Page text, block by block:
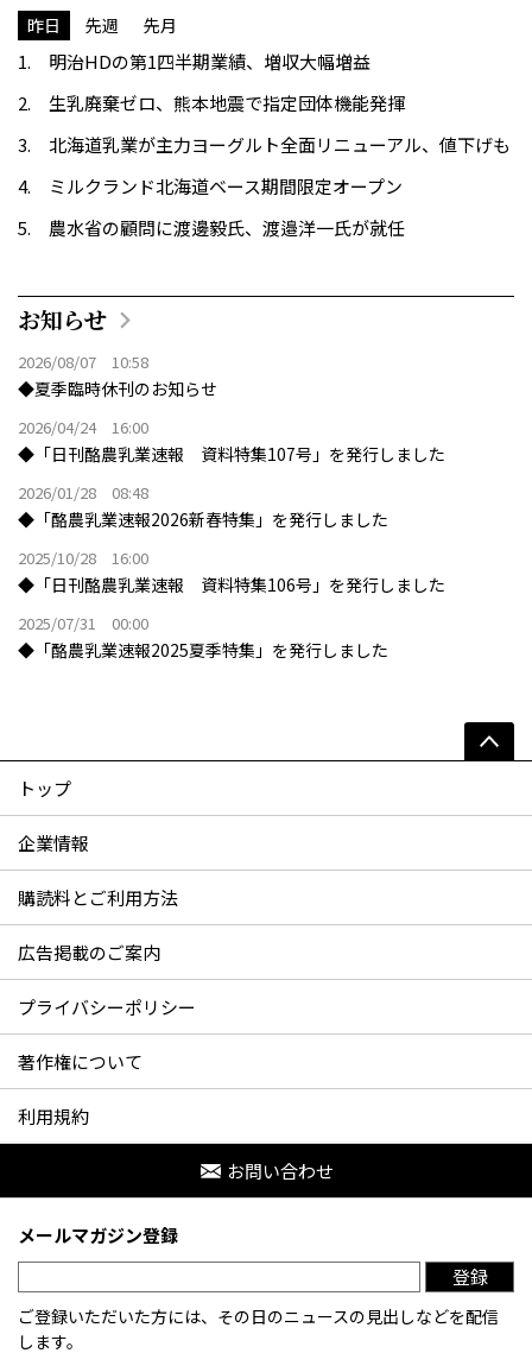
昨日 先週 先月
明治HDの第1四半期業績、増収大幅増益
生乳廃棄ゼロ、熊本地震で指定団体機能発揮
北海道乳業が主力ヨーグルト全面リニューアル、値下げも
ミルクランド北海道ベース期間限定オープン
農水省の顧問に渡邊毅氏、渡邉洋一氏が就任
お知らせ
2026/08/07 10:58
◆夏季臨時休刊のお知らせ
2026/04/24 16:00
◆「日刊酪農乳業速報 資料特集107号」を発行しました
2026/01/28 08:48
◆「酪農乳業速報2026新春特集」を発行しました
2025/10/28 16:00
◆「日刊酪農乳業速報 資料特集106号」を発行しました
2025/07/31 00:00
◆「酪農乳業速報2025夏季特集」を発行しました
トップ
企業情報
購読料とご利用方法
広告掲載のご案内
プライバシーポリシー
著作権について
利用規約
お問い合わせ
メールマガジン登録
登録
ご登録いただいた方には、その日のニュースの見出しなどを配信
します。